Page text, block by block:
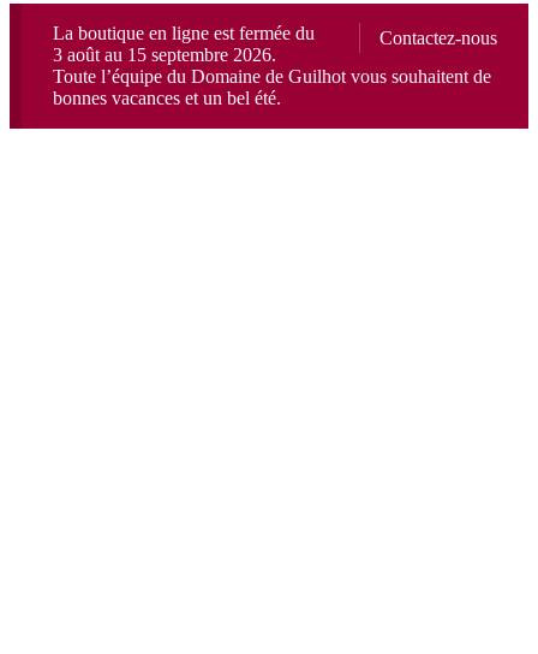
Contactez-nous
La boutique en ligne est fermée du
3 août au 15 septembre 2026.
Toute l’équipe du Domaine de Guilhot vous souhaitent de
bonnes vacances et un bel été.